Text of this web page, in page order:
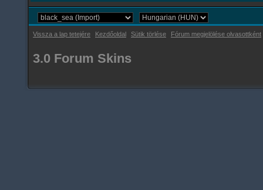
Vissza a lap tetejére Kezdőoldal Sütik törlése Fórum megjelölése olvasottként
3.0 Forum Skins